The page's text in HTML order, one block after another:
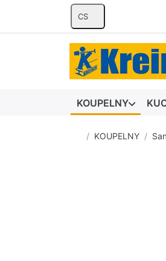
CS
KOUPELNY
Domovská stránka
KOUPELNY